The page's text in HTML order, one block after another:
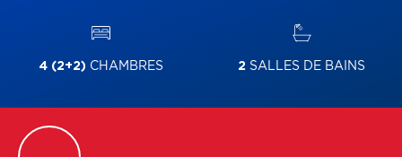
4 (2+2) CHAMBRES 2 SALLES DE BAINS